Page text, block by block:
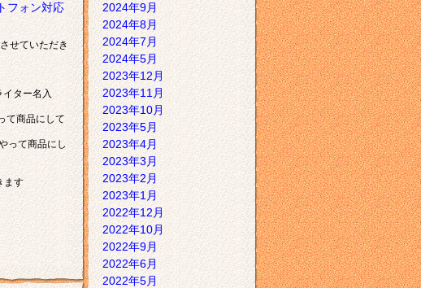
フォン対応
せていただき
イター名入
て商品にして
って商品にし
ます
2024年9月
2024年8月
2024年7月
2024年5月
2023年12月
2023年11月
2023年10月
2023年5月
2023年4月
2023年3月
2023年2月
2023年1月
2022年12月
2022年10月
2022年9月
2022年6月
2022年5月